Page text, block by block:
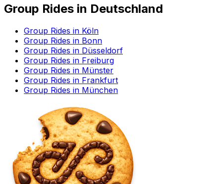
Group Rides in Deutschland
Group Rides in Köln
Group Rides in Bonn
Group Rides in Düsseldorf
Group Rides in Freiburg
Group Rides in Münster
Group Rides in Frankfurt
Group Rides in München